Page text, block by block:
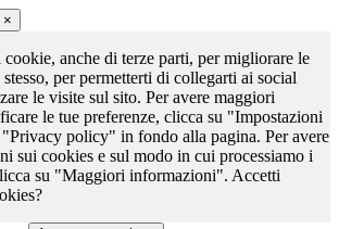
×
anche di terze parti, per migliorare le
per permetterti di collegarti ai social
le visite sul sito. Per avere maggiori
le tue preferenze, clicca su "Impostazioni
policy" in fondo alla pagina. Per avere
sui cookies e sul modo in cui processiamo i
su "Maggiori informazioni". Accetti